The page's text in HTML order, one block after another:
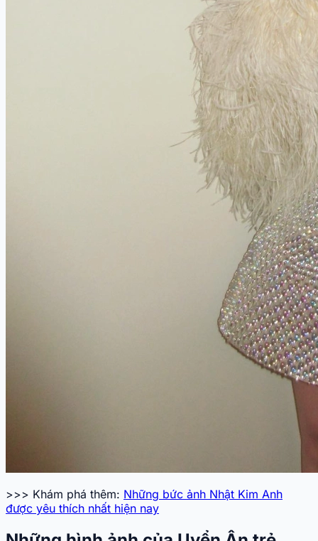
>>> Khám phá thêm: Những bức ảnh Nhật Kim Anh
được yêu thích nhất hiện nay